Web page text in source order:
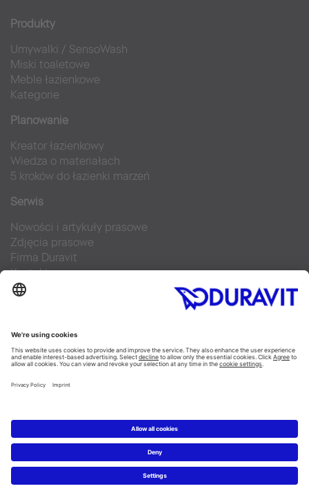
Produkty
Umywalki / SensoWash
Miski toaletowe
Meble łazienkowe
Kategorie
Planowanie
Kreator łazienkowy
Wiedza o materiałach
5 kroków do łazienki marzeń
Serwis
Nowości i artykuły prasowe
Zdjęcia prasowe
Firma Duravit
Kontakt
Najczęściej zadawane pytania
Facebook
Instagram
Pinterest
Blog
Flickr
Copyright © 2026 Duravit AG
Imprint|Polityka prywatności|Ustawienia plików cookie